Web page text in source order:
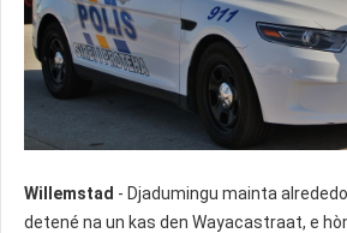
Willemstad - Djadumingu mainta
detené na un kas den Wayacastraat, e